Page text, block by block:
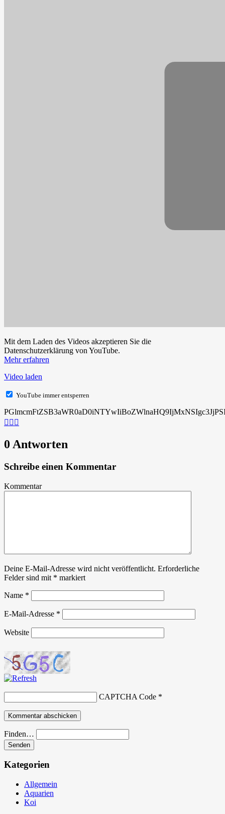
Mit dem Laden des Videos akzeptieren Sie die
Datenschutzerklärung von YouTube.
Mehr erfahren
Video laden
YouTube immer entsperren
0 Antworten
Schreibe einen Kommentar
Kommentar
Deine E-Mail-Adresse wird nicht veröffentlicht. Erforderliche
Felder sind mit * markiert
Name *
E-Mail-Adresse *
Website
CAPTCHA Code *
Finden…
Kategorien
Allgemein
Aquarien
Koi